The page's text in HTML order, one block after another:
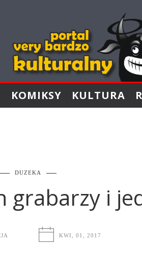
KOMIKSY KULTURA
DUZEKA
grabarzy i
KWI, 01, 2017